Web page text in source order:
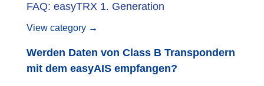
FAQ: easyTRX 1. Generation
View category →
Werden Daten von Class B Transpondern
mit dem easyAIS empfangen?